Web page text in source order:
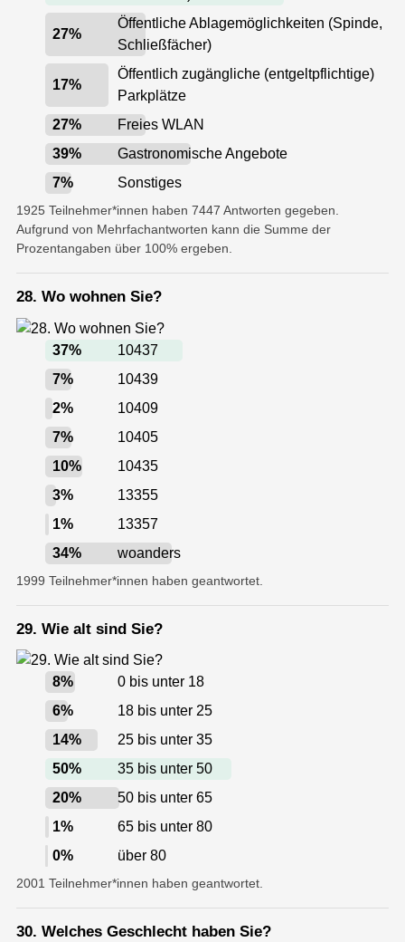
27%
Öffentliche Ablagemöglichkeiten (Spinde,
Schließfächer)
17%
Öffentlich zugängliche (entgeltpflichtige)
Parkplätze
27%
Freies WLAN
39%
Gastronomische Angebote
7% Sonstiges
1925 Teilnehmer*innen haben 7447 Antworten gegeben.
Aufgrund von Mehrfachantworten kann die Summe der
Prozentangaben über 100% ergeben.
28. Wo wohnen Sie?
37%
10437
7%
10439
2%
10409
7%
10405
10%
10435
3%
13355
1%
13357
34% woanders
1999 Teilnehmer*innen haben geantwortet.
29. Wie alt sind Sie?
8%
0 bis unter 18
6%
18 bis unter 25
14%
25 bis unter 35
50%
35 bis unter 50
20%
50 bis unter 65
1%
65 bis unter 80
0% über 80
2001 Teilnehmer*innen haben geantwortet.
30. Welches Geschlecht haben Sie?